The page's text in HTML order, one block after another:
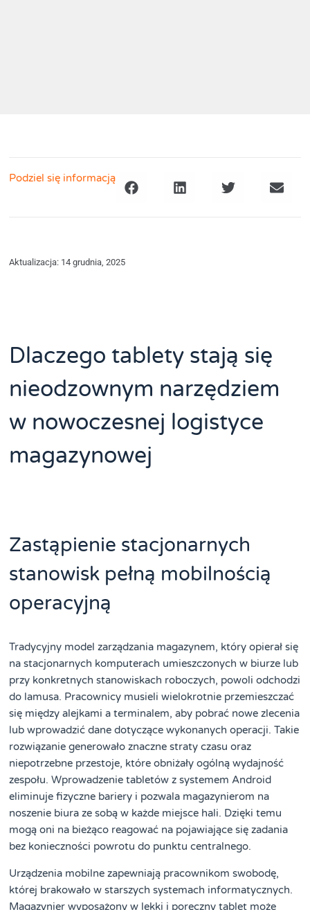
Podziel się informacją
Aktualizacja: 14 grudnia, 2025
Dlaczego tablety stają się
nieodzownym narzędziem
w nowoczesnej logistyce
magazynowej
Zastąpienie stacjonarnych
stanowisk pełną mobilnością
operacyjną
Tradycyjny model zarządzania magazynem, który opierał się
na stacjonarnych komputerach umieszczonych w biurze lub
przy konkretnych stanowiskach roboczych, powoli odchodzi
do lamusa. Pracownicy musieli wielokrotnie przemieszczać
się między alejkami a terminalem, aby pobrać nowe zlecenia
lub wprowadzić dane dotyczące wykonanych operacji. Takie
rozwiązanie generowało znaczne straty czasu oraz
niepotrzebne przestoje, które obniżały ogólną wydajność
zespołu. Wprowadzenie tabletów z systemem Android
eliminuje fizyczne bariery i pozwala magazynierom na
noszenie biura ze sobą w każde miejsce hali. Dzięki temu
mogą oni na bieżąco reagować na pojawiające się zadania
bez konieczności powrotu do punktu centralnego.
Urządzenia mobilne zapewniają pracownikom swobodę,
której brakowało w starszych systemach informatycznych.
Magazynier wyposażony w lekki i poręczny tablet może